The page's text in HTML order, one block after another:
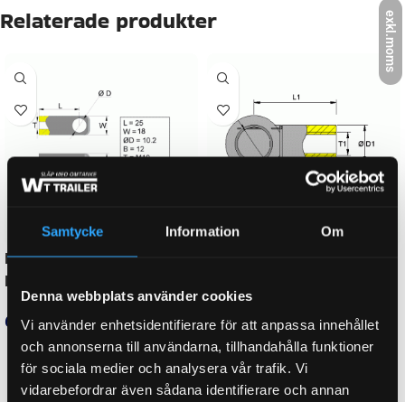
Samtycke Information Om
Denna webbplats använder cookies
Vi använder enhetsidentifierare för att anpassa innehållet
och annonserna till användarna, tillhandahålla funktioner
för sociala medier och analysera vår trafik. Vi
vidarebefordrar även sådana identifierare och annan
exkl.moms
768 mm
NEWTON
GÄNGMÅTT FÖR GASFJÄDER M10
LÄNGD GASFJÄDER HOPTRYCKT: 428 mm